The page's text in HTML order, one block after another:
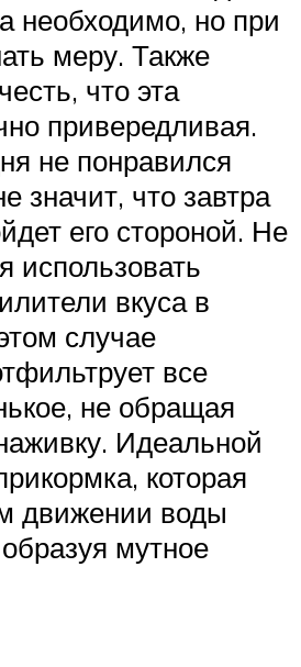
необходимо, но при
меру. Также
что эта
привередливая.
не понравился
значит, что завтра
его стороной. Не
использовать
вкуса в
случае
все
не обращая
Идеальной
которая
движении воды
мутное